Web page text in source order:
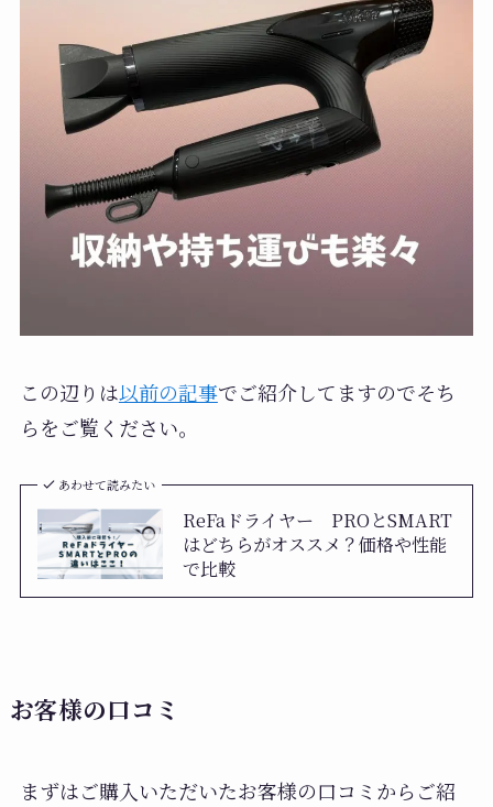
この辺りは以前の記事でご紹介してますのでそち
らをご覧ください。
あわせて読みたい
ReFaドライヤー PROとSMART
はどちらがオススメ？価格や性能
で比較
お客様の口コミ
まずはご購入いただいたお客様の口コミからご紹